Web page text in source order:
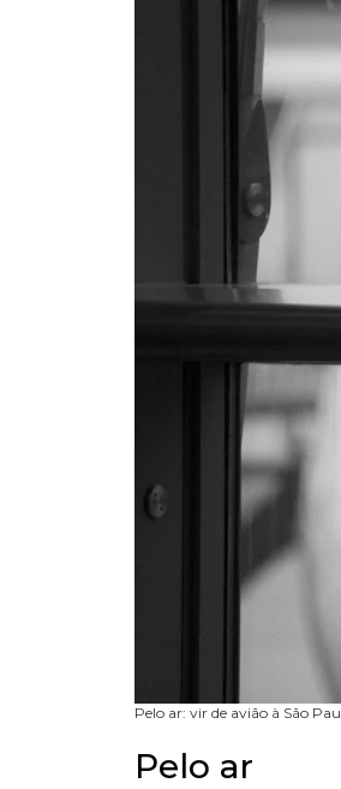
Pelo ar: vir de avião à São
Pelo ar